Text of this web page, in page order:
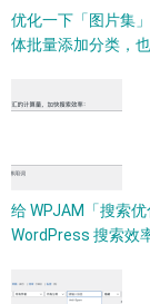
优化一下「图片集
体批量添加分类，
给 WPJAM「搜索
WordPress 搜索效